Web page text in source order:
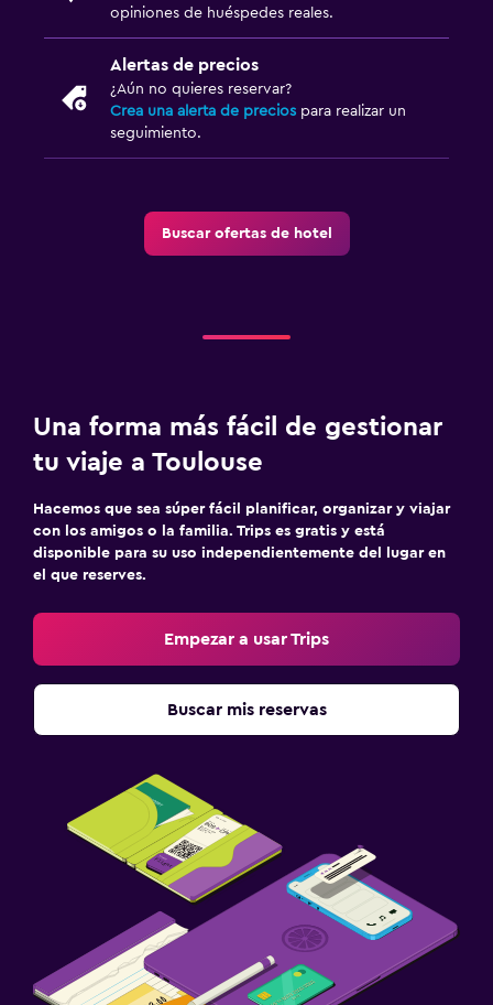
opiniones de huéspedes reales.
Alertas de precios
¿Aún no quieres reservar?
Crea una alerta de precios para realizar un
seguimiento.
Buscar ofertas de hotel
Una forma más fácil de gestionar
tu viaje a Toulouse
Hacemos que sea súper fácil planificar, organizar y viajar
con los amigos o la familia. Trips es gratis y está
disponible para su uso independientemente del lugar en
el que reserves.
Empezar a usar Trips
Buscar mis reservas